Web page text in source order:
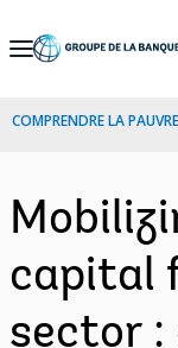
Skip
Navigation
COMPRENDRE LA
capital
sector :